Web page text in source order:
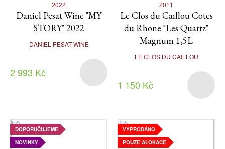
2022
Daniel Pesat Wine "MY
STORY" 2022
DANIEL PESAT WINE
2 993 Kč
2011
Le Clos du Caillou Cotes
du Rhone "Les Quartz"
Magnum 1,5L
LE CLOS DU CAILLOU
1 150 Kč
DOPORUČUJEME
NOVINKY
VYPRODÁNO
POUZE ALOKACE